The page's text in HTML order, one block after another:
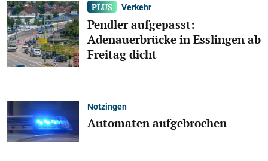
Verkehr
Pendler aufgepasst:
Adenauerbrücke in Esslingen ab
Freitag dicht
Notzingen
Automaten aufgebrochen